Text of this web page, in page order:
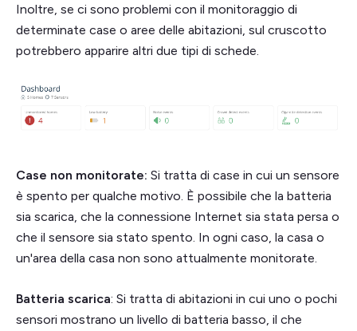
Inoltre, se ci sono problemi con il monitoraggio di
determinate case o aree delle abitazioni, sul cruscotto
potrebbero apparire altri due tipi di schede.
Case non monitorate: Si tratta di case in cui un sensore
è spento per qualche motivo. È possibile che la batteria
sia scarica, che la connessione Internet sia stata persa o
che il sensore sia stato spento. In ogni caso, la casa o
un'area della casa non sono attualmente monitorate.
Batteria scarica: Si tratta di abitazioni in cui uno o pochi
sensori mostrano un livello di batteria basso, il che